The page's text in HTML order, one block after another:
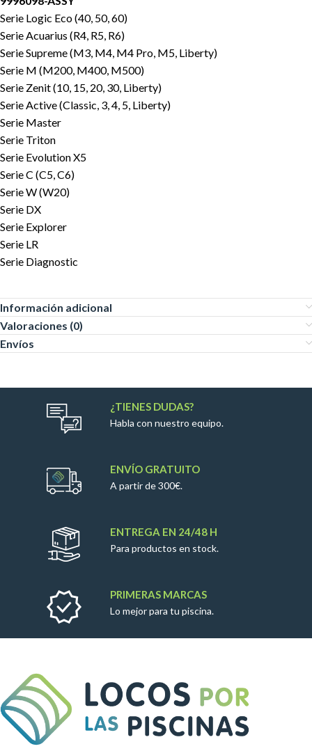
Serie Logic Eco (40, 50, 60)
Serie Acuarius (R4, R5, R6)
Serie Supreme (M3, M4, M4 Pro, M5, Liberty)
Serie M (M200, M400, M500)
Serie Zenit (10, 15, 20, 30, Liberty)
Serie Active (Classic, 3, 4, 5, Liberty)
Serie Master
Serie Triton
Serie Evolution X5
Serie C (C5, C6)
Serie W (W20)
Serie DX
Serie Explorer
Serie LR
Serie Diagnostic
Información adicional
Valoraciones (0)
Envíos
¿TIENES DUDAS?
Habla con nuestro equipo.
ENVÍO GRATUITO
A partir de 300€.
ENTREGA EN 24/48 H
Para productos en stock.
PRIMERAS MARCAS
Lo mejor para tu piscina.